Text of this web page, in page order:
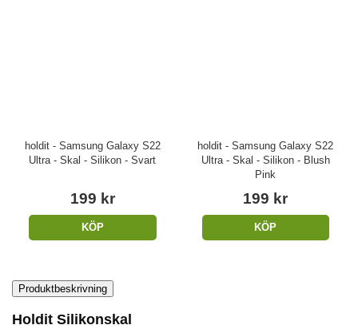
holdit - Samsung Galaxy S22
Ultra - Skal - Silikon - Svart
199 kr
KÖP
holdit - Samsung Galaxy S22
Ultra - Skal - Silikon - Blush
Pink
199 kr
KÖP
Produktbeskrivning
Holdit Silikonskal